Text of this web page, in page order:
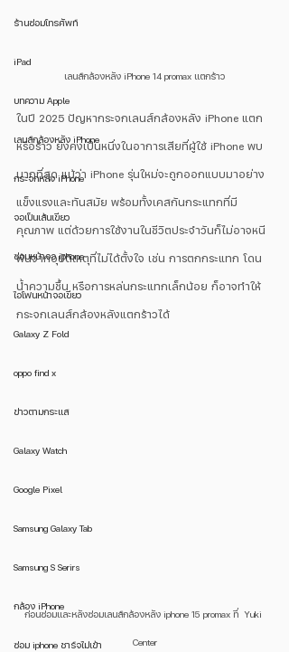
ร้านซ่อมโทรศัพท์
iPad
บทความ Apple
เลนส์กล้องหลัง iPhone
กระจกหลัง iPhone
จอเป็นเส้นเขียว
ซ่อมหน้าจอ iphone
ไอโฟนหน้าจอเขียว
Galaxy Z Fold
oppo find x
ข่าวตามกระแส
Galaxy Watch
Google Pixel
Samsung Galaxy Tab
Samsung S Serirs
กล้อง iPhone
ซ่อม iphone ชาร์จไม่เข้า
เลนส์กล้องหลัง iPhone 14 promax แตกร้าว
ในปี 2025 ปัญหากระจกเลนส์กล้องหลัง iPhone แตก
หรือร้าว ยังคงเป็นหนึ่งในอาการเสียที่ผู้ใช้ iPhone พบ
มากที่สุด แม้ว่า iPhone รุ่นใหม่จะถูกออกแบบมาอย่าง
แข็งแรงและทันสมัย พร้อมทั้งเคสกันกระแทกที่มี
คุณภาพ แต่ด้วยการใช้งานในชีวิตประจำวันก็ไม่อาจหนี
พ้นจากอุบัติเหตุที่ไม่ได้ตั้งใจ เช่น การตกกระแทก โดน
น้ำความชื้น หรือการหล่นกระแทกเล็กน้อย ก็อาจทำให้
กระจกเลนส์กล้องหลังแตกร้าวได้
ก่อนซ่อมและหลังซ่อมเลนส์กล้องหลัง iphone 15 promax ที่  Yuki
Center